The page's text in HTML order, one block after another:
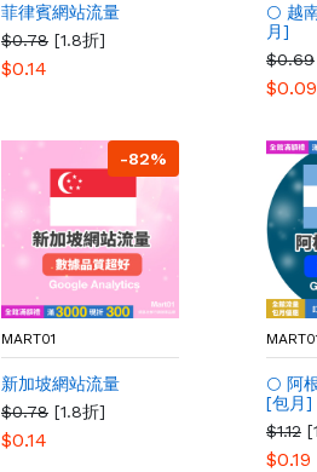
菲律賓網站流量
$0.78 [1.8折]
$0.14
🌕 越
月]
$0.69
$0.09
-82%
MART01
新加坡網站流量
$0.78 [1.8折]
$0.14
🌕 阿
[包月]
$1.12
$0.19